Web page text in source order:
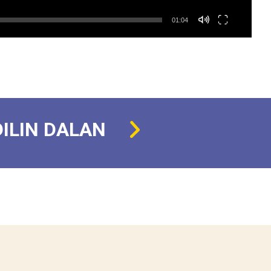
01:04
DALAN